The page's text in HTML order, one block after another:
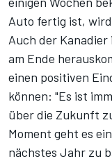
Auto fertig ist,
Auch der
am Ende
einen positiven
können: "Es ist
über die Zukunft
Moment geht es
nächstes Jahr zu